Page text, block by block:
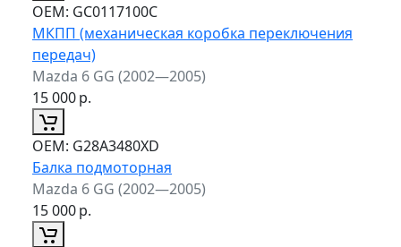
ОЕМ: GC0117100C
МКПП (механическая коробка переключения
передач)
Mazda 6 GG (2002—2005)
15 000р.
ОЕМ: G28A3480XD
Балка подмоторная
Mazda 6 GG (2002—2005)
15 000р.